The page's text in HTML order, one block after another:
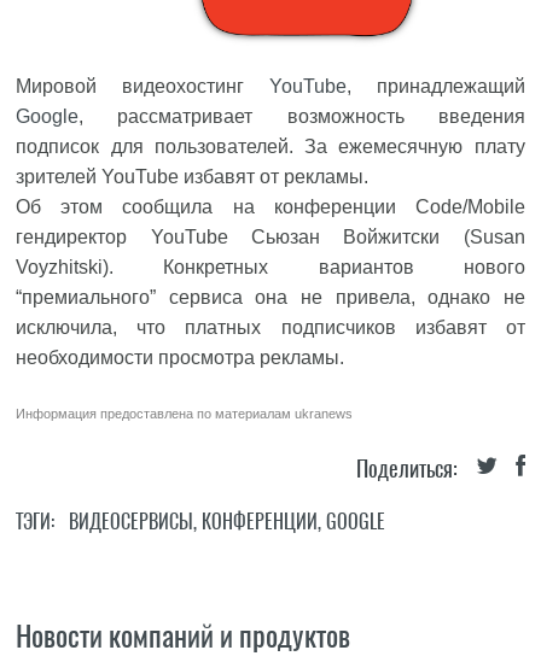
Мировой видеохостинг YouTube, принадлежащий
Google, рассматривает возможность введения
подписок для пользователей. За ежемесячную плату
зрителей YouTube избавят от рекламы.
Об этом сообщила на конференции Code/Mobile
гендиректор YouTube Сьюзан Войжитски (Susan
Voyzhitski). Конкретных вариантов нового
“премиального” сервиса она не привела, однако не
исключила, что платных подписчиков избавят от
необходимости просмотра рекламы.
Информация предоставлена по материаламukranews
Поделиться:
ТЭГИ: ВИДЕОСЕРВИСЫ, КОНФЕРЕНЦИИ,GOOGLE
Новости компаний и продуктов